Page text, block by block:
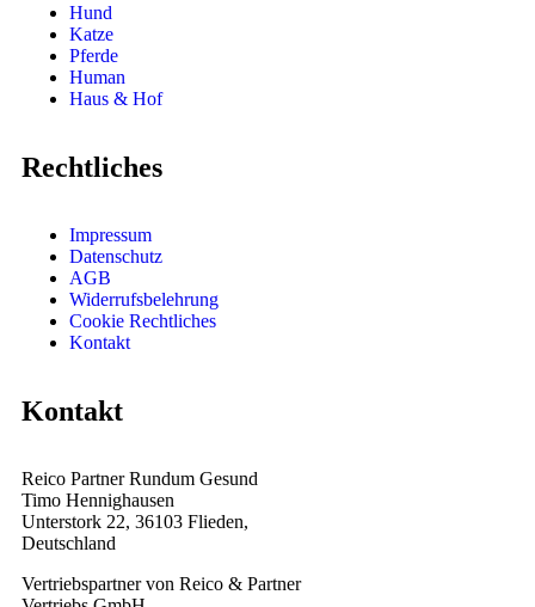
Hund
Katze
Pferde
Human
Haus & Hof
Rechtliches
Impressum
Datenschutz
AGB
Widerrufsbelehrung
Cookie Rechtliches
Kontakt
Kontakt
Reico Partner Rundum Gesund
Timo Hennighausen
Unterstork 22, 36103 Flieden,
Deutschland
Vertriebspartner von Reico & Partner